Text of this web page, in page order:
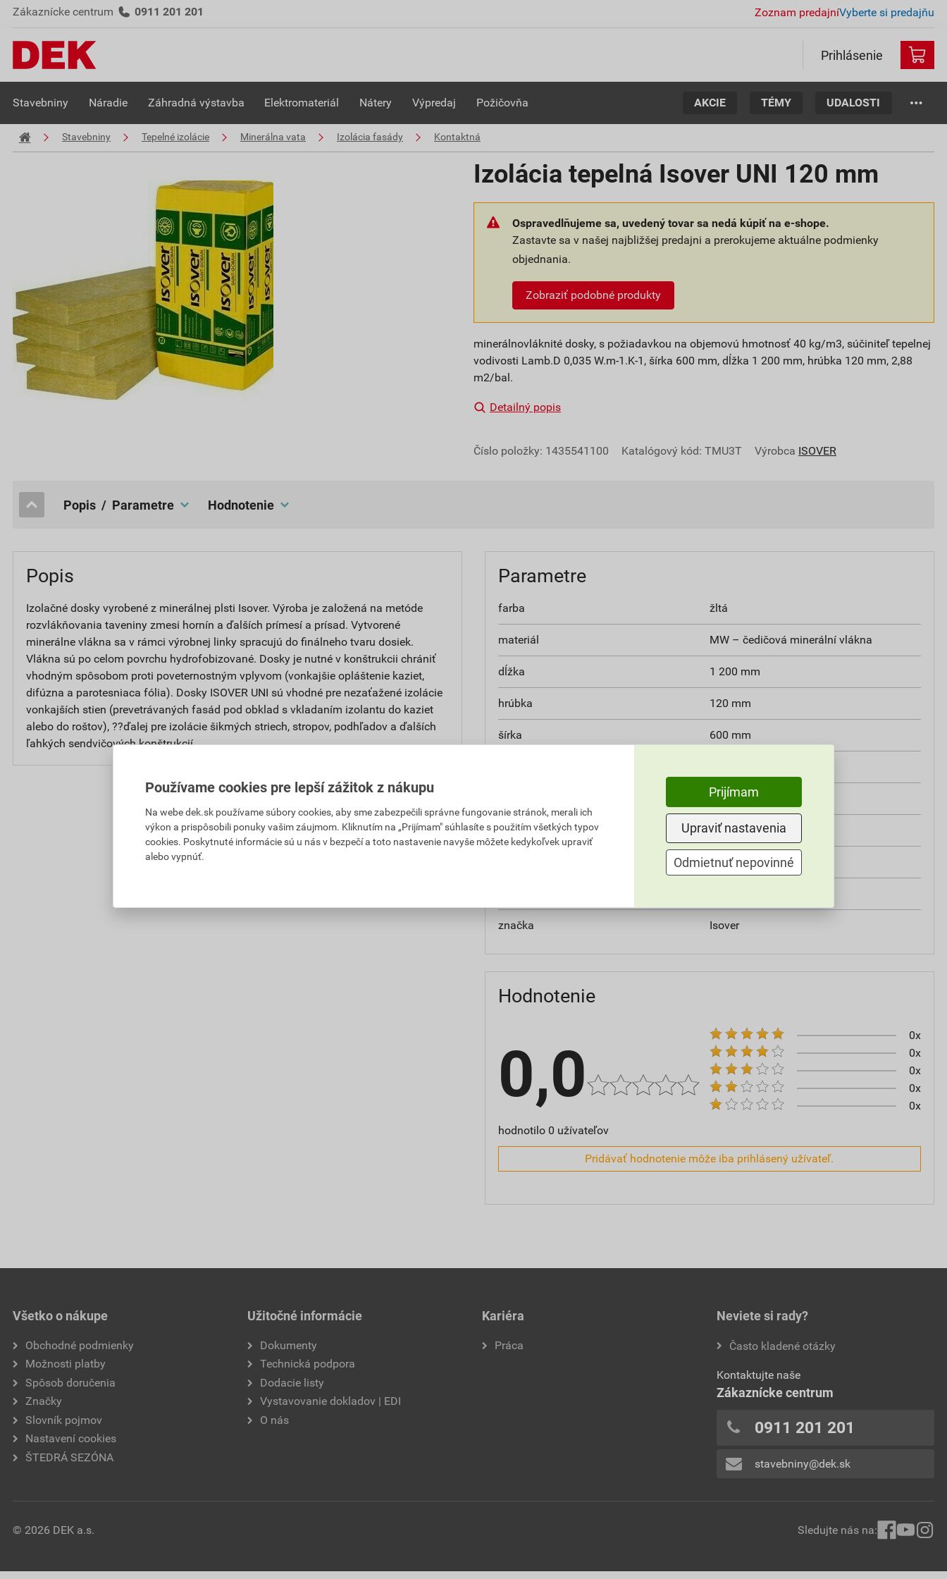
Zákaznícke centrum 0911 201 201 Zoznam predajníVyberte si predajňu
Prihlásenie
Stavebniny Náradie Záhradná výstavba Elektromateriál Nátery Výpredaj Požičovňa AKCIE TÉMY UDALOSTI
Stavebniny Tepelné izolácie Minerálna vata Izolácia fasády Kontaktná
Izolácia tepelná Isover UNI 120 mm
Ospravedlňujeme sa, uvedený tovar sa nedá kúpiť na e-shope.
Zastavte sa v našej najbližšej predajni a prerokujeme aktuálne podmienky
objednania.
Zobraziť podobné produkty
minerálnovláknité dosky, s požiadavkou na objemovú hmotnosť 40 kg/m3, súčiniteľ tepelnej
vodivosti Lamb.D 0,035 W.m-1.K-1, šírka 600 mm, dĺžka 1 200 mm, hrúbka 120 mm, 2,88
m2/bal.
Detailný popis
Číslo položky: 1435541100 Katalógový kód: TMU3T Výrobca ISOVER
popis / Parametre hodnotenie
Popis
Izolačné dosky vyrobené z minerálnej plsti Isover. Výroba je založená na metóde
rozvlákňovania taveniny zmesi hornín a ďalších prímesí a prísad. Vytvorené
minerálne vlákna sa v rámci výrobnej linky spracujú do finálneho tvaru dosiek.
Vlákna sú po celom povrchu hydrofobizované. Dosky je nutné v konštrukcii chrániť
vhodným spôsobom proti poveternostným vplyvom (vonkajšie opláštenie kaziet,
difúzna a parotesniaca fólia). Dosky ISOVER UNI sú vhodné pre nezaťažené izolácie
vonkajších stien (prevetrávaných fasád pod obklad s vkladaním izolantu do kaziet
alebo do roštov), ??ďalej pre izolácie šikmých striech, stropov, podhľadov a ďalších
ľahkých sendvičových konštrukcií.
Parametre
farba žltá
materiál MW – čedičová minerální vlákna
dĺžka 1 200 mm
hrúbka 120 mm
šírka 600 mm
rovná
reakcia na oheň A1
0,035 W.m-1.K-1
značka Isover
Hodnotenie
0,0
hodnotilo 0 užívateľov
0x
0x
0x
0x
0x
Pridávať hodnotenie môže iba prihlásený užívateľ.
Všetko o nákupe
Obchodné podmienky
Možnosti platby
Spôsob doručenia
Značky
Slovník pojmov
Nastavení cookies
ŠTEDRÁ SEZÓNA
Užitočné informácie
Dokumenty
Technická podpora
Dodacie listy
Vystavovanie dokladov | EDI
O nás
Kariéra
Práca
Neviete si rady?
Často kladené otázky
Kontaktujte naše
Zákaznícke centrum
0911 201 201
stavebniny@dek.sk
© 2026 DEK a.s. Sledujte nás na:
Používame cookies pre lepší zážitok z nákupu
Na webe dek.sk používame súbory cookies, aby sme zabezpečili správne fungovanie stránok, merali ich
výkon a prispôsobili ponuky vašim záujmom. Kliknutím na „Prijímam" súhlasíte s použitím všetkých typov
cookies. Poskytnuté informácie sú u nás v bezpečí a toto nastavenie navyše môžete kedykoľvek upraviť
alebo vypnúť.
Prijímam
Upraviť nastavenia
Odmietnuť nepovinné